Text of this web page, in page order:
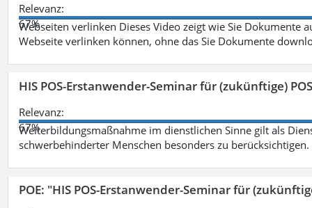
Relevanz:
67%
Webseiten verlinken Dieses Video zeigt wie Sie Dokumente
Webseite verlinken können, ohne das Sie Dokumente
HIS POS-Erstanwender-Seminar für (zukünftige)
Relevanz:
67%
Weiterbildungsmaßnahme im dienstlichen Sinne gilt als
schwerbehinderter Menschen besonders zu berücksichtigen.
POE: "HIS POS-Erstanwender-Seminar für